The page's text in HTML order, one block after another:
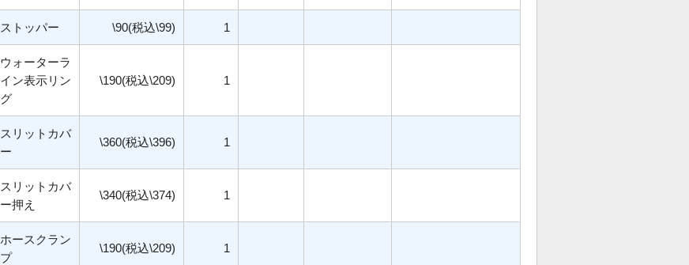
ストッパー \90(税込\99) 1
ウォーターラ
イン表示リン
グ
\190(税込\209) 1
スリットカバ
ー
\360(税込\396) 1
スリットカバ
ー押え
\340(税込\374) 1
ホースクラン
プ
\190(税込\209) 1